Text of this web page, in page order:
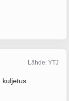
Lähde: YTJ
kuljetus